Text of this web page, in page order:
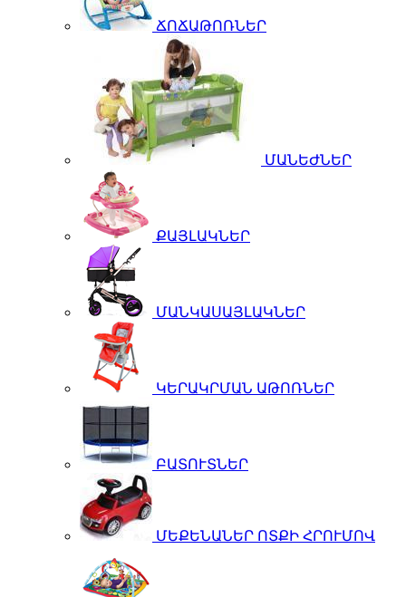
ՃՈՃԱԹՈՌՆԵՐ
ՄԱՆԵԺՆԵՐ
ՔԱՅԼԱԿՆԵՐ
ՄԱՆԿԱՍԱՅԼԱԿՆԵՐ
ԿԵՐԱԿՐՄԱՆ ԱԹՈՌՆԵՐ
ԲԱՏՈՒՏՆԵՐ
ՄԵՔԵՆԱՆԵՐ ՈՏՔԻ ՀՐՈՒՄՈՎ